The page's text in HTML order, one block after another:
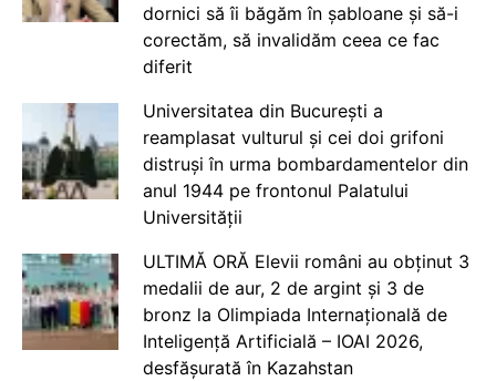
dornici să îi băgăm în șabloane și să-i
corectăm, să invalidăm ceea ce fac
diferit
Universitatea din București a
reamplasat vulturul și cei doi grifoni
distruși în urma bombardamentelor din
anul 1944 pe frontonul Palatului
Universității
ULTIMĂ ORĂ Elevii români au obținut 3
medalii de aur, 2 de argint și 3 de
bronz la Olimpiada Internațională de
Inteligență Artificială – IOAI 2026,
desfășurată în Kazahstan